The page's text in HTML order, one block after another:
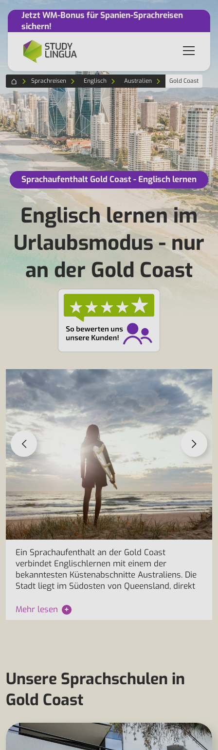
Jetzt WM-Bonus für Spanien-Sprachreisen
sichern!
Sprachreisen Englisch Australien Gold Coast
Sprachaufenthalt Gold Coast - Englisch lernen
Englisch lernen im
Urlaubsmodus - nur
an der Gold Coast
Ein Sprachaufenthalt an der Gold Coast
verbindet Englischlernen mit einem der
bekanntesten Küstenabschnitte Australiens. Die
Stadt liegt im Südosten von Queensland, direkt
Mehr lesen +
Unsere Sprachschulen in
Gold Coast